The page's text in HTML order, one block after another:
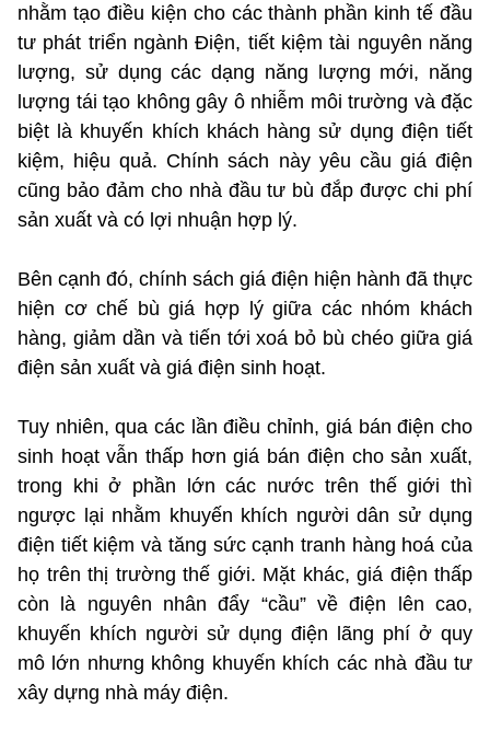
nhằm tạo điều kiện cho các thành phần kinh tế đầu
tư phát triển ngành Điện, tiết kiệm tài nguyên năng
lượng, sử dụng các dạng năng lượng mới, năng
lượng tái tạo không gây ô nhiễm môi trường và đặc
biệt là khuyến khích khách hàng sử dụng điện tiết
kiệm, hiệu quả. Chính sách này yêu cầu giá điện
cũng bảo đảm cho nhà đầu tư bù đắp được chi phí
sản xuất và có lợi nhuận hợp lý.
Bên cạnh đó, chính sách giá điện hiện hành đã thực
hiện cơ chế bù giá hợp lý giữa các nhóm khách
hàng, giảm dần và tiến tới xoá bỏ bù chéo giữa giá
điện sản xuất và giá điện sinh hoạt.
Tuy nhiên, qua các lần điều chỉnh, giá bán điện cho
sinh hoạt vẫn thấp hơn giá bán điện cho sản xuất,
trong khi ở phần lớn các nước trên thế giới thì
ngược lại nhằm khuyến khích người dân sử dụng
điện tiết kiệm và tăng sức cạnh tranh hàng hoá của
họ trên thị trường thế giới. Mặt khác, giá điện thấp
còn là nguyên nhân đẩy “cầu” về điện lên cao,
khuyến khích người sử dụng điện lãng phí ở quy
mô lớn nhưng không khuyến khích các nhà đầu tư
xây dựng nhà máy điện.